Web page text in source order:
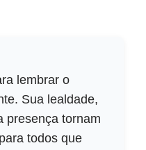
lembrar o
Sua lealdade,
presença tornam
todos que